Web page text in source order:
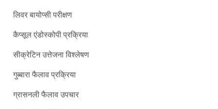
लिवर बायोप्सी परीक्षण
कैप्सूल एंडोस्कोपी प्रक्रिया
सीक्रेटिन उत्तेजना विश्लेषण
गुब्बारा फैलाव प्रक्रिया
ग्रासनली फैलाव उपचार